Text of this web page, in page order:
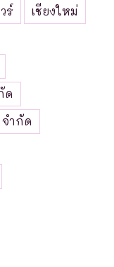
ร์
เชียงใหม่
ด
จำกัด